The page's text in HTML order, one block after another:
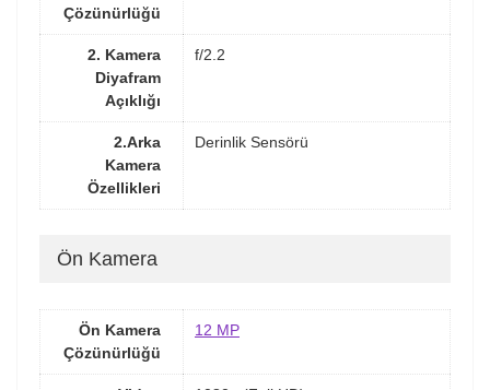
Çözünürlüğü
2. Kamera
Diyafram
Açıklığı
f/2.2
2.Arka
Kamera
Özellikleri
Derinlik Sensörü
Ön Kamera
Ön Kamera
Çözünürlüğü
12 MP